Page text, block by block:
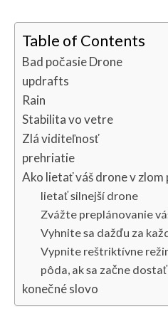
Table of Contents
Bad počasie Drone
updrafts
Rain
Stabilita vo vetre
Zlá viditeľnosť
prehriatie
Ako lietať váš drone v zlom
lietať silnejší drone
Zvážte preplánovanie
Vyhnite sa dažďu za
Vypnite reštriktívne
pôda, ak sa začne
konečné slovo